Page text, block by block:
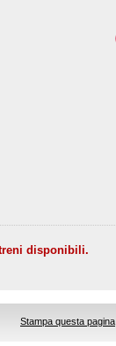
disponibili.
Stampa questa pagina